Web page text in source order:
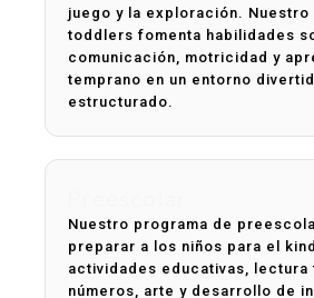
juego y la exploración. Nuestro
toddlers fomenta habilidades
comunicación, motricidad y
temprano en un entorno
estructurado.
Nuestro programa de
preparar a los niños para el
actividades educativas, lectura
números, arte y desarrollo de